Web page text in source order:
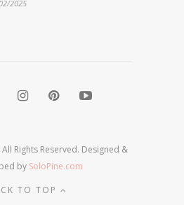
2025
Rights Reserved. Designed &
by SoloPine.com
TO TOP